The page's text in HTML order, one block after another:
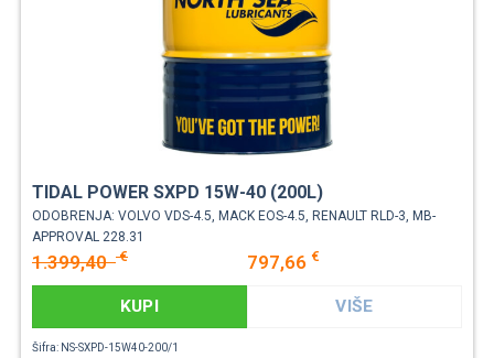
TIDAL POWER SXPD 15W-40 (200L)
ODOBRENJA: VOLVO VDS-4.5, MACK EOS-4.5, RENAULT RLD-3, MB-
APPROVAL 228.31
1.399,40€ 797,66 €
KUPI VIŠE
Šifra: NS-SXPD-15W40-200/1